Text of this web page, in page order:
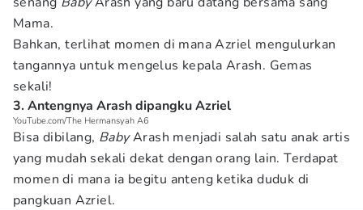
Mama.
Bahkan, terlihat momen di mana Azriel mengulurkan
tangannya untuk mengelus kepala Arash. Gemas
sekali!
3. Antengnya Arash dipangku Azriel
YouTube.com/The Hermansyah A6
Bisa dibilang, BabyArash menjadi salah satu anak artis
yang mudah sekali dekat dengan orang lain. Terdapat
momen di mana ia begitu anteng ketika duduk di
pangkuan Azriel.